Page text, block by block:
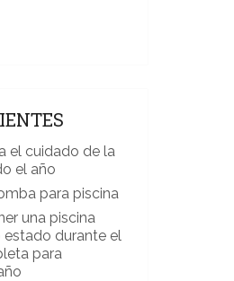
el cuidado de la
el año
para piscina
una piscina
durante el
para